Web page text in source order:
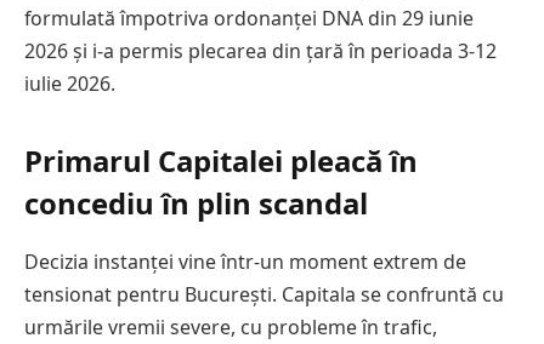
formulată împotriva ordonanței DNA din 29 iunie
2026 și i-a permis plecarea din țară în perioada 3-12
iulie 2026.
Primarul Capitalei pleacă în
concediu în plin scandal
Decizia instanței vine într-un moment extrem de
tensionat pentru București. Capitala se confruntă cu
urmările vremii severe, cu probleme în trafic,